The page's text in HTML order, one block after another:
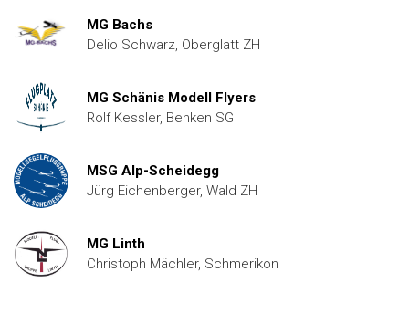
MG Bachs
Delio Schwarz, Oberglatt ZH
MG Schänis Modell Flyers
Rolf Kessler, Benken SG
MSG Alp-Scheidegg
Jürg Eichenberger, Wald ZH
MG Linth
Christoph Mächler, Schmerikon